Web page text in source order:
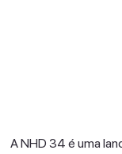
A NHD 34 é uma